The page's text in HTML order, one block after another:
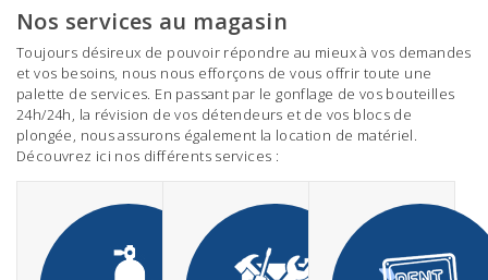
Nos services au magasin
Toujours désireux de pouvoir répondre au mieux à vos demandes
et vos besoins, nous nous efforçons de vous offrir toute une
palette de services. En passant par le gonflage de vos bouteilles
24h/24h, la révision de vos détendeurs et de vos blocs de
plongée, nous assurons également la location de matériel.
Découvrez ici nos différents services :